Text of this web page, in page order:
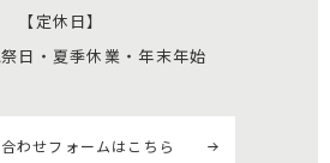
【定休日】
日・夏季休業・年末年始
わせフォームはこちら